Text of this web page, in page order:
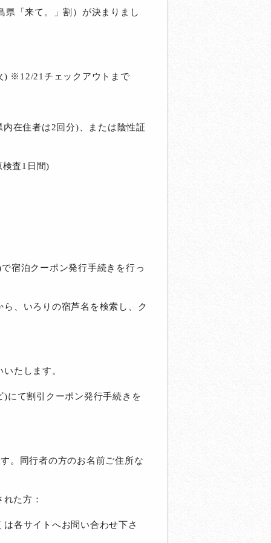
県「来て。」割）が決まりまし
) ※12/21チェックアウトまで
在住者は2回分)、または陰性証
査1日間)
宿泊クーポン発行手続きを行っ
、いろりの宿芦名を検索し、ク
たします。
にて割引クーポン発行手続きを
。同行者の方のお名前ご住所な
た方：
各サイトへお問い合わせ下さ